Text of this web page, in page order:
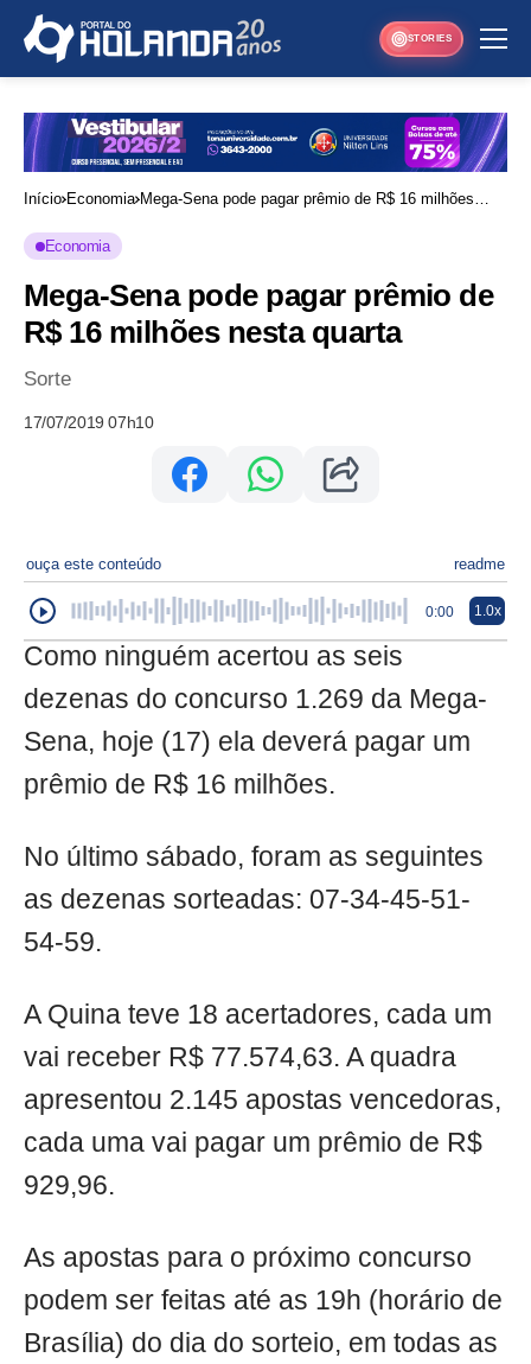
STORIES
Início Economia Mega-Sena pode pagar prêmio de R$ 16 milhões
Economia
Mega-Sena pode pagar prêmio de
R$ 16 milhões nesta quarta
Sorte
17/07/2019 07h10
ouça este conteúdo readme
0:00 1.0x
Como ninguém acertou as seis
dezenas do concurso 1.269 da Mega-
Sena, hoje (17) ela deverá pagar um
prêmio de R$ 16 milhões.
No último sábado, foram as seguintes
as dezenas sorteadas: 07-34-45-51-
54-59.
A Quina teve 18 acertadores, cada um
vai receber R$ 77.574,63. A quadra
apresentou 2.145 apostas vencedoras,
cada uma vai pagar um prêmio de R$
929,96.
As apostas para o próximo concurso
podem ser feitas até as 19h (horário de
Brasília) do dia do sorteio, em todas as